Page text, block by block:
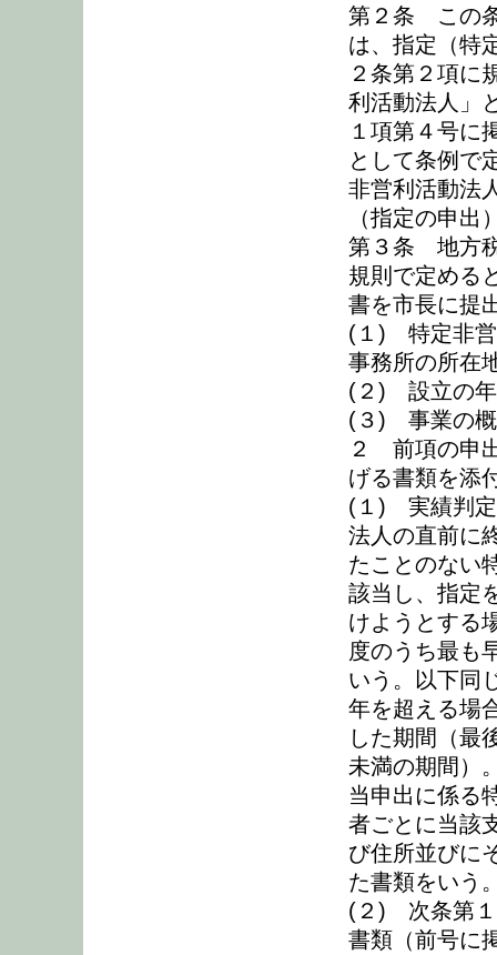
第２条 この
は、指定（特
２条第２項に
利活動法人」
１項第４号に
として条例で
非営利活動法
（指定の申出
第３条 地方
規則で定める
書を市長に提
(１) 特定非営
事務所の所在
(２) 設立の
(３) 事業の
２ 前項の申
げる書類を添
(１) 実績判定
法人の直前に
たことのない
該当し、指定
けようとする
度のうち最も
いう。以下同
年を超える場
した期間（最
未満の期間）
当申出に係る
者ごとに当該
び住所並びに
た書類をいう
(２) 次条第１
書類（前号に